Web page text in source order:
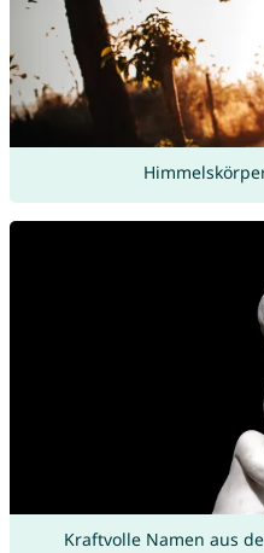
Kraftvolle Namen aus